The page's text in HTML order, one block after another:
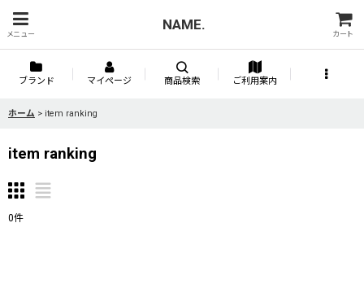
メニュー
NAME.
カート
ブランド マイページ 商品検索 ご利用案内
ホーム > item ranking
item ranking
0件